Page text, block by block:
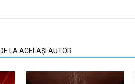
DE LA ACELAȘI AUTOR